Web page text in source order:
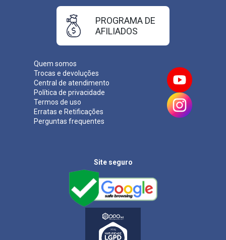
Quem somos
Trocas e devoluções
Central de atendimento
Política de privacidade
Termos de uso
Erratas e Retificações
Perguntas frequentes
PROGRAMA DE
AFILIADOS
Site seguro